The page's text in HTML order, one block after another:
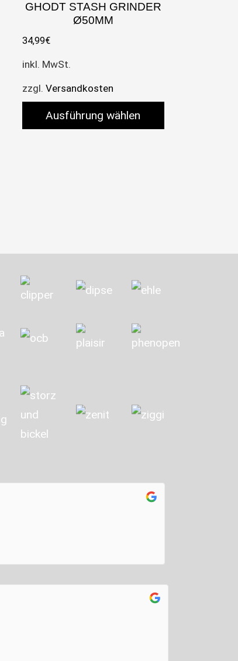
auf der Produktseite gewählt werden
GHODT STASH GRINDER
Ø50MM
34,99€
inkl. MwSt.
zzgl.Versandkosten
Ausführung wählen